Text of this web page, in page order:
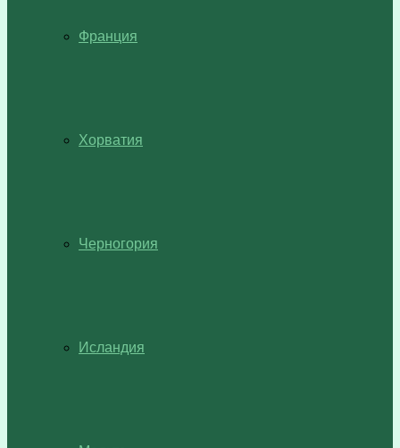
Франция
Хорватия
Черногория
Исландия